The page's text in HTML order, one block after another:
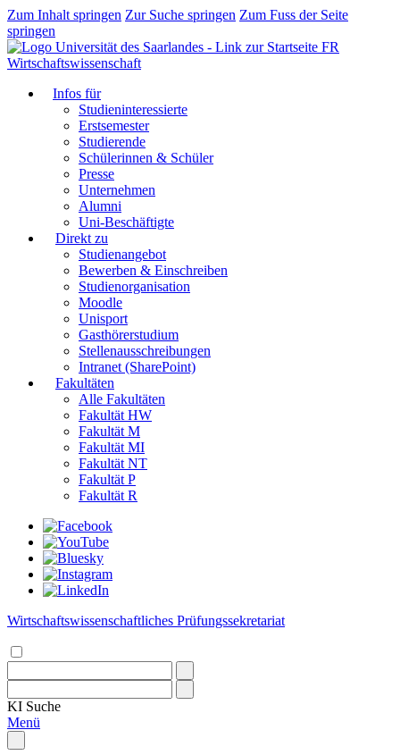
Zum Inhalt springen Zur Suche springen Zum Fuss der Seite
springen
FR
Wirtschaftswissenschaft
Infos für
Studieninteressierte
Erstsemester
Studierende
Schülerinnen & Schüler
Presse
Unternehmen
Alumni
Uni-Beschäftigte
Direkt zu
Studienangebot
Bewerben & Einschreiben
Studienorganisation
Moodle
Unisport
Gasthörerstudium
Stellenausschreibungen
Intranet (SharePoint)
Fakultäten
Alle Fakultäten
Fakultät HW
Fakultät M
Fakultät MI
Fakultät NT
Fakultät P
Fakultät R
Wirtschaftswissenschaftliches Prüfungssekretariat
KI Suche
Menü